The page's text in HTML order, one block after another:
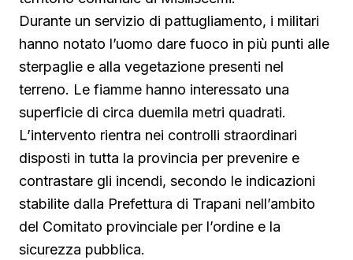
Durante un servizio di pattugliamento, i militari
hanno notato l’uomo dare fuoco in più punti alle
sterpaglie e alla vegetazione presenti nel
terreno. Le fiamme hanno interessato una
superficie di circa duemila metri quadrati.
L’intervento rientra nei controlli straordinari
disposti in tutta la provincia per prevenire e
contrastare gli incendi, secondo le indicazioni
stabilite dalla Prefettura di Trapani nell’ambito
del Comitato provinciale per l’ordine e la
sicurezza pubblica.